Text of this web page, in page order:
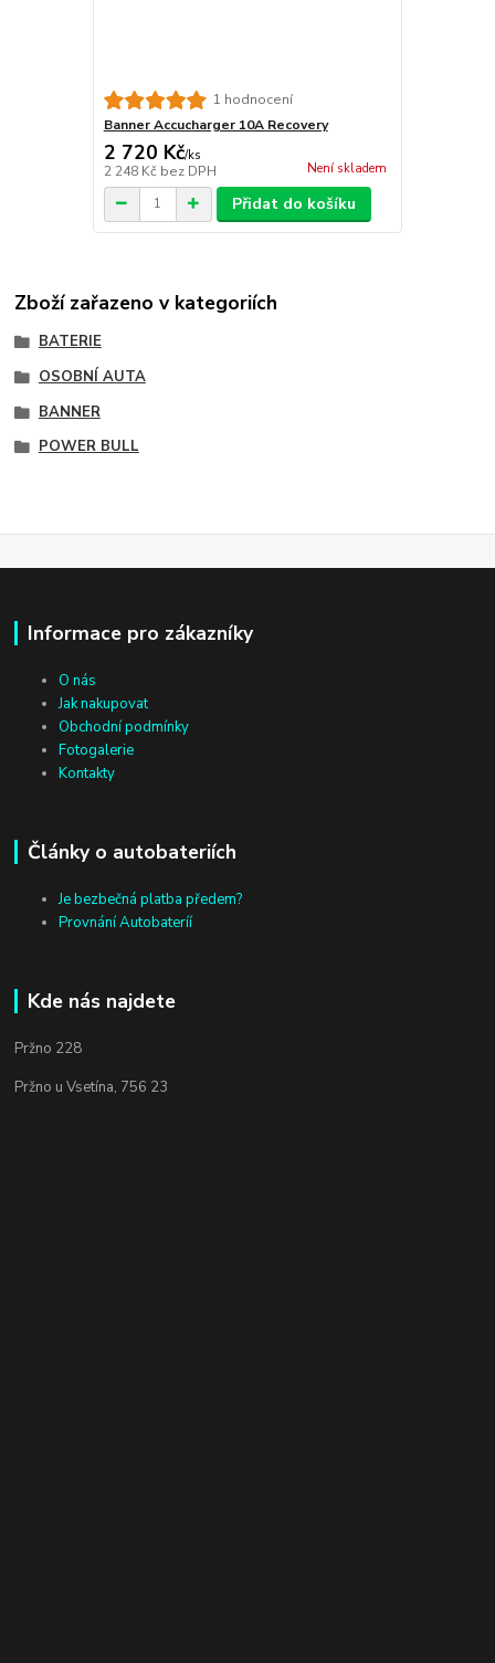
1 hodnocení
Banner Accucharger 10A Recovery
2 720 Kč/ks
2 248 Kč bez DPH Není skladem
Přidat do košíku
Zboží zařazeno v kategoriích
BATERIE
OSOBNÍ AUTA
BANNER
POWER BULL
Informace pro zákazníky
O nás
Jak nakupovat
Obchodní podmínky
Fotogalerie
Kontakty
Články o autobateriích
Je bezbečná platba předem?
Provnání Autobateríí
Kde nás najdete
Pržno 228
Pržno u Vsetína, 756 23